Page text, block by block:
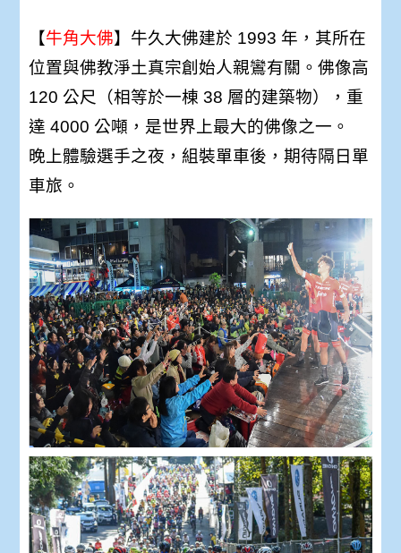
【牛角大佛】牛久大佛建於 1993 年，其所在
位置與佛教淨土真宗創始人親鸞有關。佛像高
120 公尺（相等於一棟 38 層的建築物），重
達 4000 公噸，是世界上最大的佛像之一。
晚上體驗選手之夜，組裝單車後，期待隔日單
車旅。